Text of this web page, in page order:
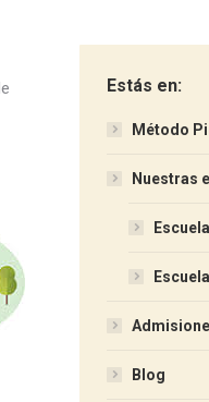
Estás en:
Método
Nuestras
Blog